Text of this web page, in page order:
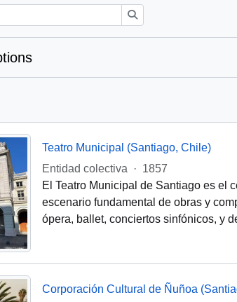
Teatro Municipal (Santiago, Chile)
Entidad colectiva
· 1857
El Teatro Municipal de Santiago es el
escenario fundamental de obras y
ópera, ballet, conciertos sinfónicos, y
Corporación Cultural de Ñuñoa